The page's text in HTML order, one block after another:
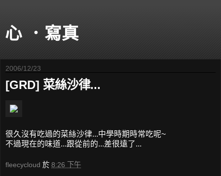
心 ．寫真
2006/12/23
[GRD] 菜絲沙律...
很久沒有吃過的菜絲沙律...中學時期時常吃呢~
不過現在的味道...跟從前的...差很遠了...
fleecycloud 於 8:26 下午